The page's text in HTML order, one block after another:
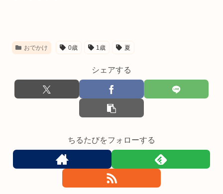
おでかけ 0歳 1歳 夏
シェアする
ちるたびをフォローする